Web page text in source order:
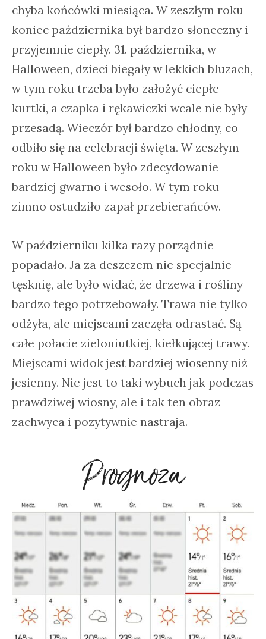
chyba końcówki miesiąca. W zeszłym roku
koniec października był bardzo słoneczny i
przyjemnie ciepły. 31. października, w
Halloween, dzieci biegały w lekkich bluzach,
w tym roku trzeba było założyć ciepłe
kurtki, a czapka i rękawiczki wcale nie były
przesadą. Wieczór był bardzo chłodny, co
odbiło się na celebracji święta. W zeszłym
roku w Halloween było zdecydowanie
bardziej gwarno i wesoło. W tym roku
zimno ostudziło zapał przebierańców.
W październiku kilka razy porządnie
popadało. Ja za deszczem nie specjalnie
tęsknię, ale było widać, że drzewa i rośliny
bardzo tego potrzebowały. Trawa nie tylko
odżyła, ale miejscami zaczęła odrastać. Są
całe połacie zieloniutkiej, kiełkującej trawy.
Miejscami widok jest bardziej wiosenny niż
jesienny. Nie jest to taki wybuch jak podczas
prawdziwej wiosny, ale i tak ten obraz
zachwyca i pozytywnie nastraja.
Prognoza